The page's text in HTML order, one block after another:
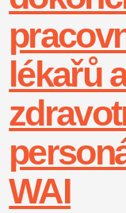
lékařů
WAI